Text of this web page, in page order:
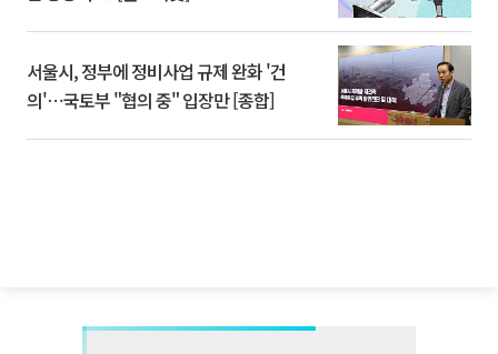
서울시, 정부에 정비사업 규제 완화 '건
의'⋯국토부 "협의 중" 입장만 [종합]